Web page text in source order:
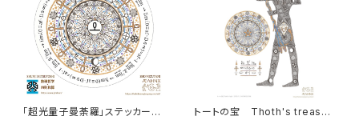
「超光量子曼荼羅」ステッカーⅦ
トートの宝 Thoth's treasur